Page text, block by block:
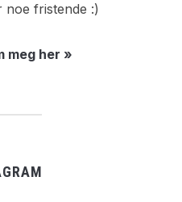
fristende :)
meg her »